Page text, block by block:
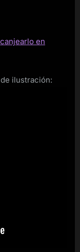
canjearlo en
ilustración: